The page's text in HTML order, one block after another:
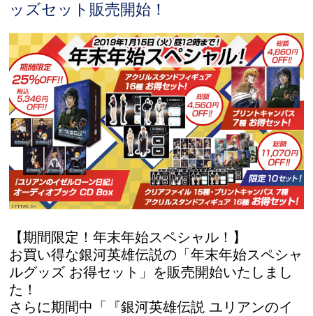
ッズセット販売開始！
【期間限定！年末年始スペシャル！】
お買い得な銀河英雄伝説の「年末年始スペシャ
ルグッズ お得セット」を販売開始いたしまし
た！
さらに期間中「『銀河英雄伝説 ユリアンのイ